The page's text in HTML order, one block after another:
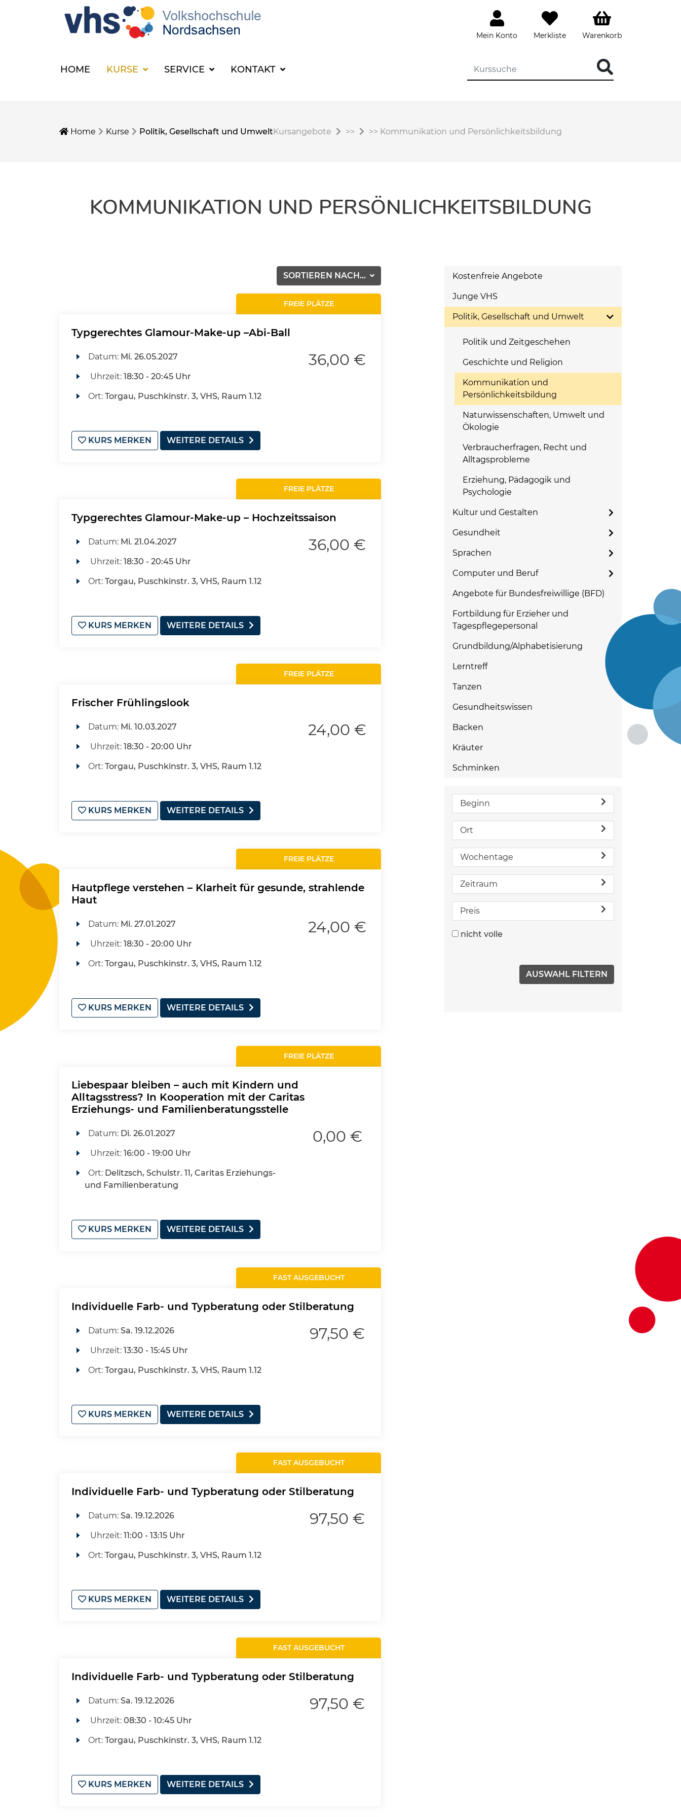
Mein Konto Merkliste Warenkorb
HOME KURSE SERVICE KONTAKT
Home Kurse Politik, Gesellschaft und UmweltKursangebote >> >> Kommunikation und Persönlichkeitsbildung
KOMMUNIKATION UND PERSÖNLICHKEITSBILDUNG
SORTIEREN NACH...
FREIE PLÄTZE
Typgerechtes Glamour-Make-up –Abi-Ball
Datum: Mi. 26.05.2027
Uhrzeit: 18:30 - 20:45 Uhr
Ort: Torgau, Puschkinstr. 3, VHS, Raum 1.12
36,00 €
KURS MERKEN WEITERE DETAILS
FREIE PLÄTZE
Typgerechtes Glamour-Make-up – Hochzeitssaison
Datum: Mi. 21.04.2027
Uhrzeit: 18:30 - 20:45 Uhr
Ort: Torgau, Puschkinstr. 3, VHS, Raum 1.12
36,00 €
KURS MERKEN WEITERE DETAILS
FREIE PLÄTZE
Frischer Frühlingslook
Datum: Mi. 10.03.2027
Uhrzeit: 18:30 - 20:00 Uhr
Ort: Torgau, Puschkinstr. 3, VHS, Raum 1.12
24,00 €
KURS MERKEN WEITERE DETAILS
FREIE PLÄTZE
Hautpflege verstehen – Klarheit für gesunde, strahlende
Haut
Datum: Mi. 27.01.2027
Uhrzeit: 18:30 - 20:00 Uhr
Ort: Torgau, Puschkinstr. 3, VHS, Raum 1.12
24,00 €
KURS MERKEN WEITERE DETAILS
FREIE PLÄTZE
Liebespaar bleiben – auch mit Kindern und
Alltagsstress? In Kooperation mit der Caritas
Erziehungs- und Familienberatungsstelle
Datum: Di. 26.01.2027
Uhrzeit: 16:00 - 19:00 Uhr
Ort: Delitzsch, Schulstr. 11, Caritas Erziehungs-
und Familienberatung
0,00 €
KURS MERKEN WEITERE DETAILS
FAST AUSGEBUCHT
Individuelle Farb- und Typberatung oder Stilberatung
Datum: Sa. 19.12.2026
Uhrzeit: 13:30 - 15:45 Uhr
Ort: Torgau, Puschkinstr. 3, VHS, Raum 1.12
97,50 €
KURS MERKEN WEITERE DETAILS
FAST AUSGEBUCHT
Individuelle Farb- und Typberatung oder Stilberatung
Datum: Sa. 19.12.2026
Uhrzeit: 11:00 - 13:15 Uhr
Ort: Torgau, Puschkinstr. 3, VHS, Raum 1.12
97,50 €
KURS MERKEN WEITERE DETAILS
FAST AUSGEBUCHT
Individuelle Farb- und Typberatung oder Stilberatung
Datum: Sa. 19.12.2026
Uhrzeit: 08:30 - 10:45 Uhr
Ort: Torgau, Puschkinstr. 3, VHS, Raum 1.12
97,50 €
KURS MERKEN WEITERE DETAILS
Kostenfreie Angebote
Junge VHS
Politik, Gesellschaft und Umwelt
Politik und Zeitgeschehen
Geschichte und Religion
Kommunikation und
Persönlichkeitsbildung
Naturwissenschaften, Umwelt und
Ökologie
Verbraucherfragen, Recht und
Alltagsprobleme
Erziehung, Pädagogik und
Psychologie
Kultur und Gestalten
Gesundheit
Sprachen
Computer und Beruf
Angebote für Bundesfreiwillige (BFD)
Fortbildung für Erzieher und
Tagespflegepersonal
Grundbildung/Alphabetisierung
Lerntreff
Tanzen
Gesundheitswissen
Backen
Kräuter
Schminken
Beginn
Ort
Wochentage
Zeitraum
Preis
nicht volle